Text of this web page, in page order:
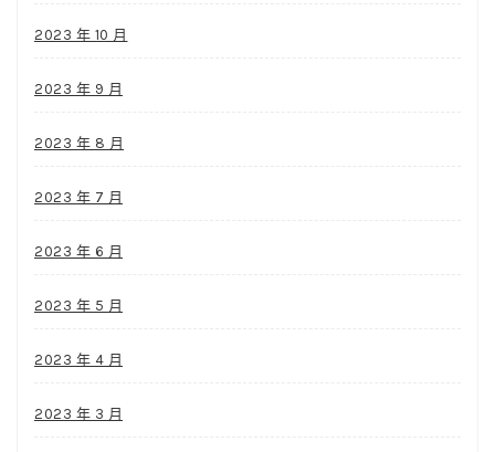
2023 年 10 月
2023 年 9 月
2023 年 8 月
2023 年 7 月
2023 年 6 月
2023 年 5 月
2023 年 4 月
2023 年 3 月